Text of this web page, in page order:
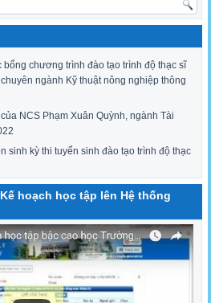
bổng chương trình đào tạo trình độ thạc sĩ
ngành Kỹ thuật nông nghiệp thông
NCS Phạm Xuân Quỳnh, ngành Tài
sinh kỳ thi tuyển sinh đào tạo trình độ thạc
hoạch học tập lên Hệ thống